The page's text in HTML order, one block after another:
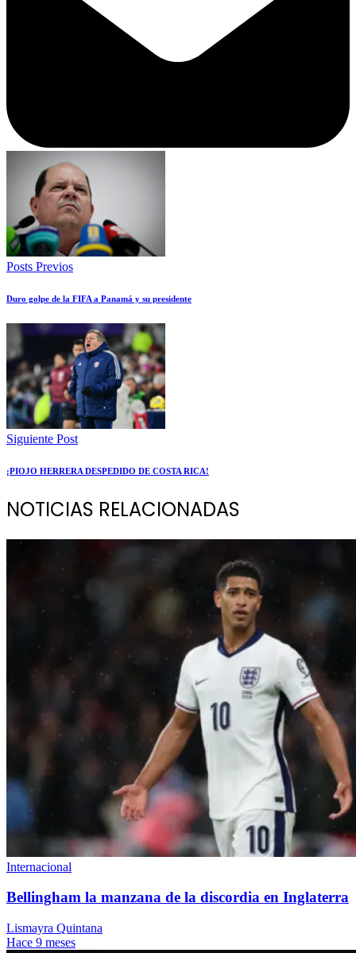
Posts Previos
Duro golpe de la FIFA a Panamá y su presidente
Siguiente Post
¡PIOJO HERRERA DESPEDIDO DE COSTA RICA!
NOTICIAS RELACIONADAS
Internacional
Bellingham la manzana de la discordia en Inglaterra
Lismayra Quintana
Hace 9 meses